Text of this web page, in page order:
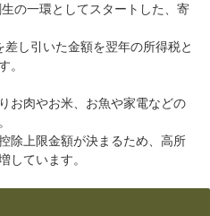
の一環としてスタートした、寄
し引いた金額を翌年の所得税と
。
お肉やお米、お魚や家電などの
除上限金額が決まるため、高所
しています。